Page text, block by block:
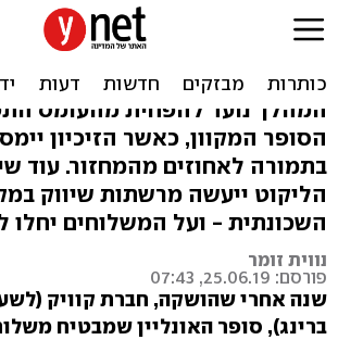
קוויק משנה מודל
תחלק זיכיונות לפי
המהלך נועד להפחית מהעומס
הסופר המקוון, כאשר הזיכיון
בתמורה לאחוזים מהמחזור. עוד
הליקוט ייעשה מרשתות שיווק
השכונתית - ועל המשלוחים יחלו
נווית זומר
פורסם: 25.06.19, 07:43
שנה אחרי שהושקה, חברת קוויק
ברינג), סופר האונליין שמבטיח